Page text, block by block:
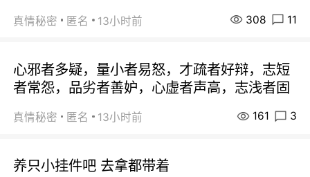
真情秘密 匿名 13小时前 308 11
心邪者多疑，量小者易怒，才疏者好辩，志短
者常怨，品劣者善妒，心虚者声高，志浅者固
真情秘密 匿名 13小时前 161 3
养只小挂件吧 去拿都带着